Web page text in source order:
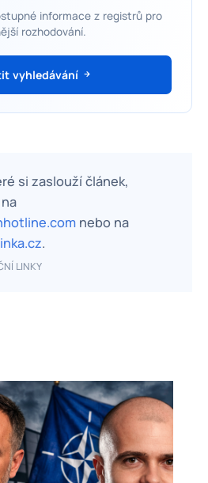
informace z registrů pro
rozhodování.
vyhledávání
si zaslouží článek,
nebo na
.
LINKY